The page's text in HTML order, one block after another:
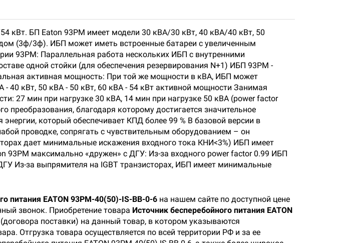
кВт. БП Eaton 93PM имеет модели 30 кВА/30 кВт, 40 кВА/40 кВт, 50
(3ф/3ф). ИБП может иметь встроенные батареи с увеличенным
93PM: Параллельная работа нескольких ИБП с внутренними
одной стойки (для обеспечения резервирования N+1) ИБП 93PM -
активная мощность: При той же мощности в кВА, ИБП может
40 кВт, 50 кВА - 50 кВт, 60 кВА - 54 кВт активной мощности Занимая
27 мин при нагрузке 30 кВА, 14 мин при нагрузке 50 кВА (power factor
благодаря которому достигается значительное
который обеспечивает КПД более 99 % В базовой версии в
проводке, сопрягать с чувствительным оборудованием – он
дает минимальные искажения входного тока КНИ<3%) ИБП имеет
максимально «дружен» с ДГУ: Из-за входного power factor 0.99 ИБП
Из-за выпрямителя на IGBT транзисторах, ИБП имеет минимальные
питания EATON 93PM-40(50)-IS-BB-0-6 на нашем сайте по доступной цене
звонок. Приобретение товара Источник бесперебойного питания EATON
поставки) на данный товар, в котором указываются
Отгрузка товара осуществляется по всей территории РФ и за ее